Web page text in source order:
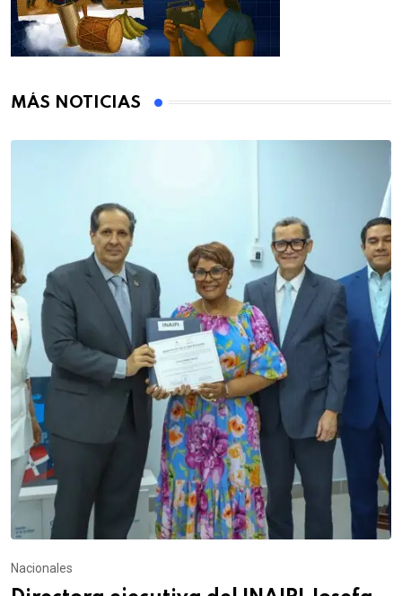
MÁS NOTICIAS
Nacionales